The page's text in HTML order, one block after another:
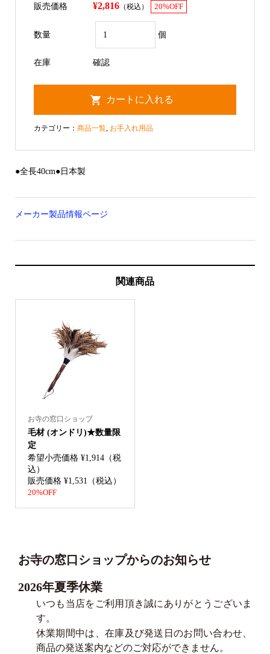
販売価格 ¥2,816（税込） 20%OFF
数量 個
在庫 確認
カテゴリー： 商品一覧, お手入れ用品
●全長40cm●日本製
メーカー製品情報ページ
関連商品
お寺の窓口ショップ
毛材 (オンドリ)★数量限
定
希望小売価格 ¥1,914（税
込）
販売価格 ¥1,531（税込）
20%OFF
お寺の窓口ショップからのお知らせ
2026年夏季休業
いつも当店をご利用頂き誠にありがとうございま
す。
休業期間中は、在庫及び発送日のお問い合わせ、
商品の発送案内などのご対応ができません。